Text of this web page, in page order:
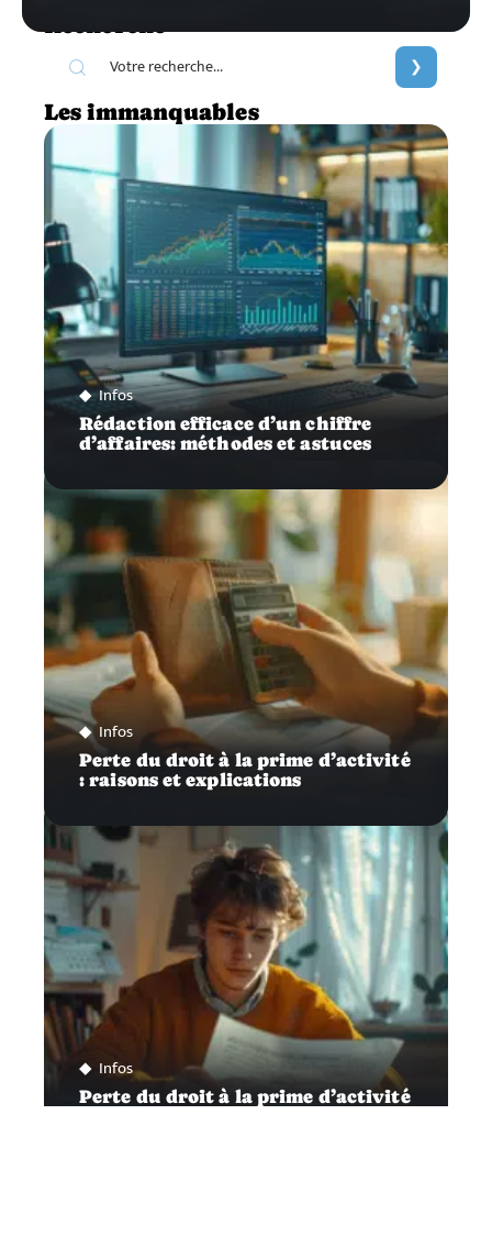
Recherche
Les immanquables
Infos
Rédaction efficace d’un chiffre
d’affaires: méthodes et astuces
Infos
Perte du droit à la prime d’activité
: raisons et explications
Infos
Perte du droit à la prime d’activité